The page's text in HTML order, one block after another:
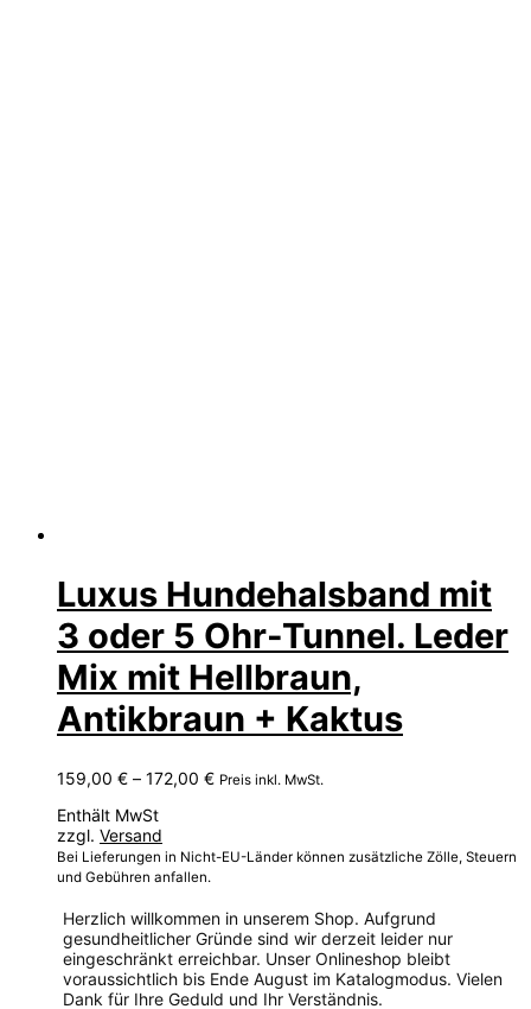
Luxus Hundehalsband mit
3 oder 5 Ohr-Tunnel. Leder
Mix mit Hellbraun,
Antikbraun + Kaktus
159,00 € – 172,00 €Preisspanne:
Preis inkl. MwSt.
Enthält MwSt
zzgl. Versand
Bei Lieferungen in Nicht-EU-Länder können zusätzliche Zölle, Steuern
und Gebühren anfallen.
Herzlich willkommen in unserem Shop. Aufgrund
gesundheitlicher Gründe sind wir derzeit leider nur
eingeschränkt erreichbar. Unser Onlineshop bleibt
voraussichtlich bis Ende August im Katalogmodus. Vielen
Dank für Ihre Geduld und Ihr Verständnis.